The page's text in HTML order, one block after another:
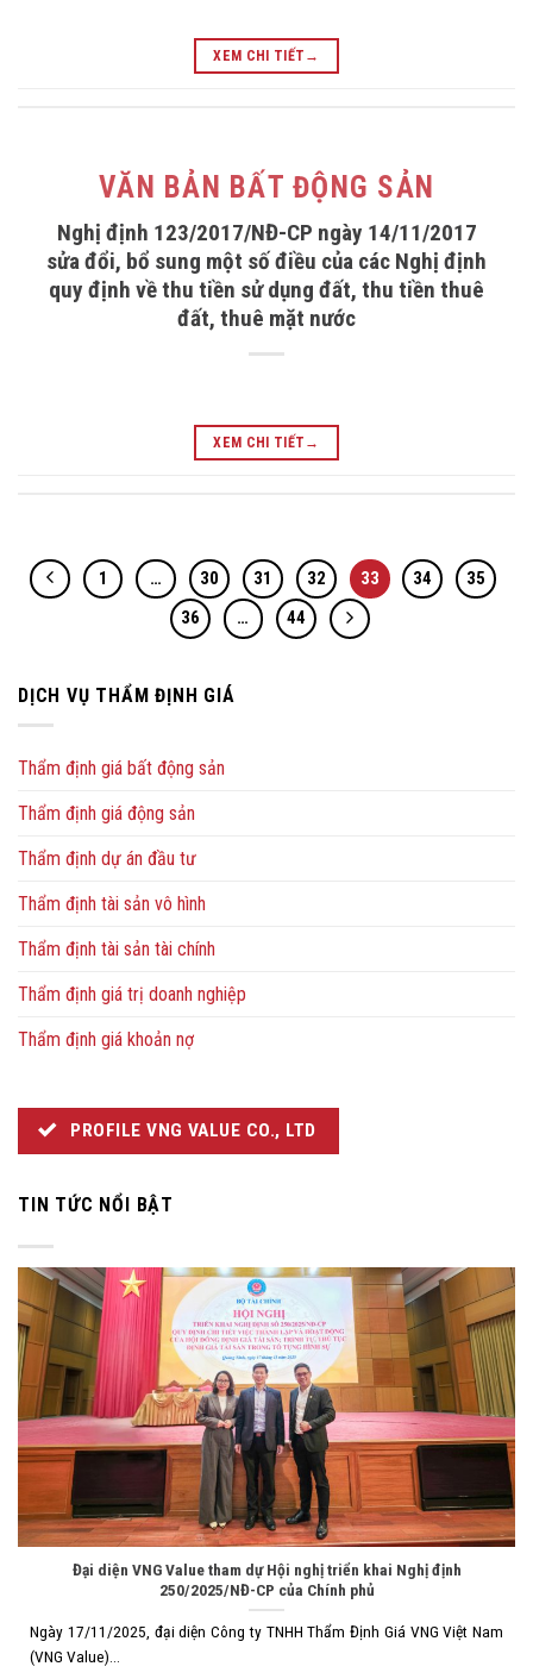
XEM CHI TIẾT →
VĂN BẢN BẤT ĐỘNG SẢN
Nghị định 123/2017/NĐ-CP ngày 14/11/2017
sửa đổi, bổ sung một số điều của các Nghị định
quy định về thu tiền sử dụng đất, thu tiền thuê
đất, thuê mặt nước
XEM CHI TIẾT →
1 … 30 31 32 33 34
35
36
… 44
DỊCH VỤ THẨM ĐỊNH GIÁ
Thẩm định giá bất động sản
Thẩm định giá động sản
Thẩm định dự án đầu tư
Thẩm định tài sản vô hình
Thẩm định tài sản tài chính
Thẩm định giá trị doanh nghiệp
Thẩm định giá khoản nợ
PROFILE VNG VALUE CO., LTD
TIN TỨC NỔI BẬT
Đại diện VNG Value tham dự Hội nghị triển khai Nghị định
250/2025/NĐ-CP của Chính phủ
Ngày 17/11/2025, đại diện Công ty TNHH Thẩm Định Giá VNG Việt Nam
(VNG Value)...